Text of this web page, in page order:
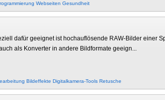
Webseiten Gesundheit
dafür geeignet ist hochauflösende RAW-Bilder einer
als Konverter in andere Bildformate geeign...
Bildeffekte Digitalkamera-Tools Retusche